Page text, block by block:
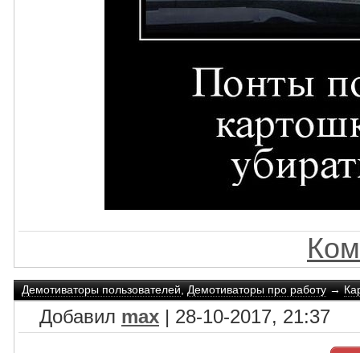
Демотиваторы пользователей,Демотиваторы про работу→
Добавил max | 28-10-2017, 21:37